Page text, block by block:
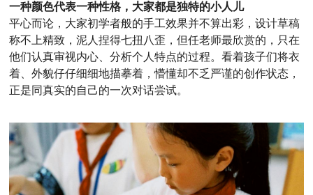
一种颜色代表一种性格，大家都是独特的小人儿
平心而论，大家初学者般的手工效果并不算出彩，设计草稿
称不上精致，泥人捏得七扭八歪，但任老师最欣赏的，只在
他们认真审视内心、分析个人特点的过程。看着孩子们将衣
着、外貌仔仔细细地描摹着，懵懂却不乏严谨的创作状态，
正是同真实的自己的一次对话尝试。